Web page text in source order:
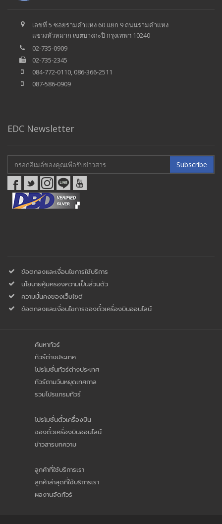
เลขที่ 5 ซอยรามคำแหง 60 แยก 9 ถนนรามคำแหง
แขวงหัวหมาก เขตบางกะปิ กรุงเทพฯ 10240
02-735-0909
02-735-2345
084-772-0110, 086-366-2511
087-586-0909
EDC Newsletter
Subscribe
ข้อตกลงและเงื่อนไขการใช้บริการ
นโยบายคุ้มครองความเป็นส่่วนตัว
ความมั่นคงของเว็บไซต์
ข้อตกลงและเงื่อนไขการจองตั๋วเครื่องบินออนไลน์
ค้นหาทัวร์
ทัวร์ต่างประเทศ
โปรโมชั่นทัวร์ต่างประเทศ
ทัวร์ตามวันหยุดเทศกาล
รวมโปรแกรมทัวร์
โปรโมชั่นตั๋วเครื่องบิน
จองตั๋วเครื่องบินออนไลน์
ข่าวสารบทความ
ลูกค้าที่ใช้บริการเรา
ลูกค้าล่าสุดที่ใช้บริการเรา
ผลงานจัดทัวร์